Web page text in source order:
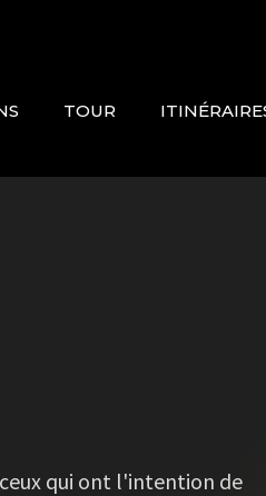
TOUR
qui ont l'intention de